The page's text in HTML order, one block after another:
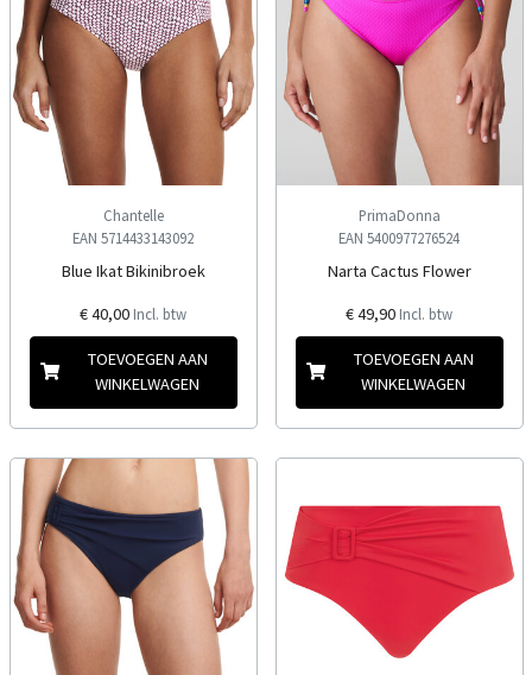
Chantelle
EAN 5714433143092
Blue Ikat Bikinibroek
€ 40,00 Incl. btw
TOEVOEGEN AAN
WINKELWAGEN
PrimaDonna
EAN 5400977276524
Narta Cactus Flower
€ 49,90 Incl. btw
TOEVOEGEN AAN
WINKELWAGEN